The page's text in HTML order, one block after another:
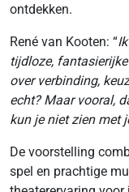
ontdekken.
René van Kooten: “
tijdloze,
over verbinding,
echt? Maar vooral,
kun je niet zien met
De voorstelling
spel en prachtige